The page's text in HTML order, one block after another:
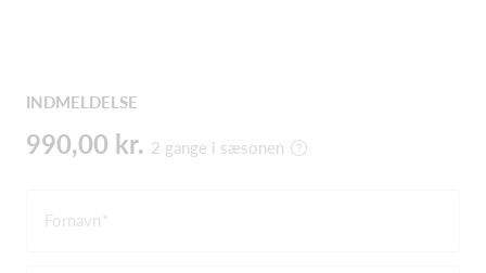
INDMELDELSE
990,00 kr. 2 gange i sæsonen
Fornavn